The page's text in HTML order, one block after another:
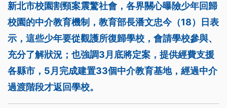
新北市校園割頸案震驚社會，各界關心曝險少年回歸
校園的中介教育機制，教育部長潘文忠今（18）日表
示，這些少年要從觀護所復歸學校，會請學校參與、
充分了解狀況；也強調3月底將定案，提供經費支援
各縣市，5月完成建置33個中介教育基地，經過中介
過渡階段才返回學校。